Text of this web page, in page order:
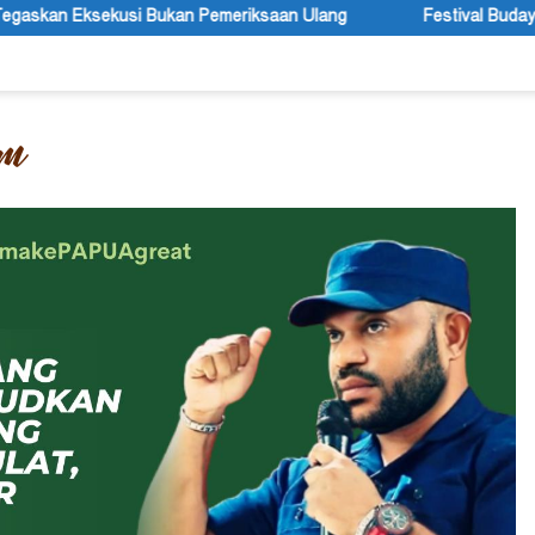
Ulang Festival Budaya Lembah Baliem Resmi